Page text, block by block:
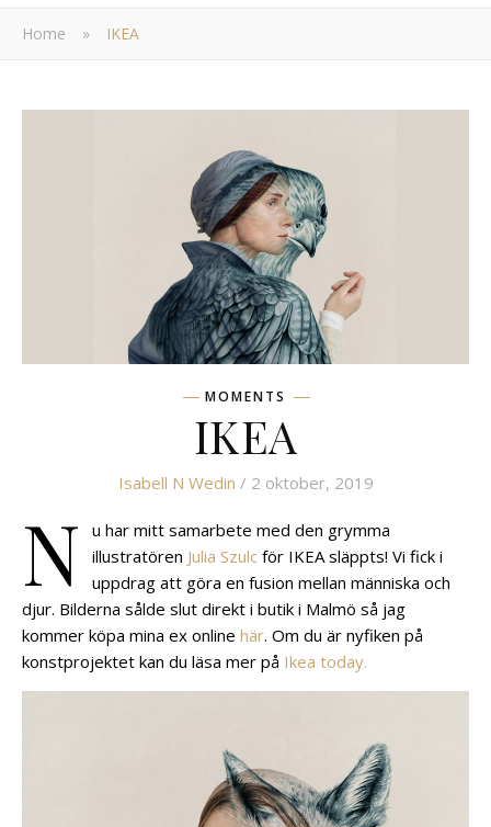
Home » IKEA
MOMENTS
IKEA
Isabell N Wedin / 2 oktober, 2019
N
u har mitt samarbete med den grymma
illustratören Julia Szulc för IKEA släppts! Vi fick i
uppdrag att göra en fusion mellan människa och
djur. Bilderna sålde slut direkt i butik i Malmö så jag
kommer köpa mina ex online här. Om du är nyfiken på
konstprojektet kan du läsa mer på Ikea today.